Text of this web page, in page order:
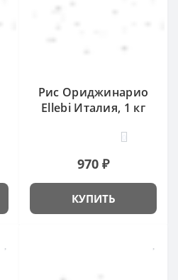
Рис Ориджинарио
Ellebi Италия, 1 кг
970 ₽
КУПИТЬ